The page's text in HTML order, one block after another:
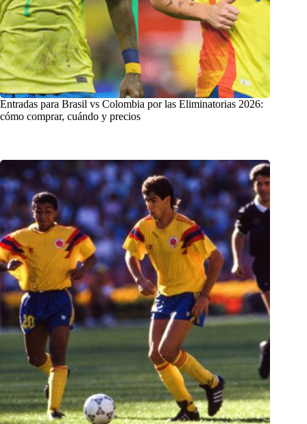
Entradas para Brasil vs Colombia por las Eliminatorias 2026:
cómo comprar, cuándo y precios